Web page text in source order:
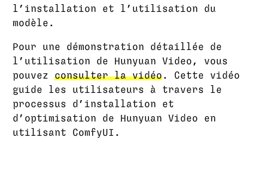
l’installation et l’utilisation du
modèle.
Pour une démonstration détaillée de
l’utilisation de Hunyuan Video, vous
pouvez consulter la vidéo. Cette vidéo
guide les utilisateurs à travers le
processus d’installation et
d’optimisation de Hunyuan Video en
utilisant ComfyUI.